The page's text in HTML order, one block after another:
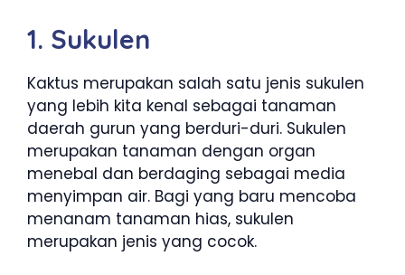
1. Sukulen
Kaktus merupakan salah satu jenis sukulen
yang lebih kita kenal sebagai tanaman
daerah gurun yang berduri-duri. Sukulen
merupakan tanaman dengan organ
menebal dan berdaging sebagai media
menyimpan air. Bagi yang baru mencoba
menanam tanaman hias, sukulen
merupakan jenis yang cocok.